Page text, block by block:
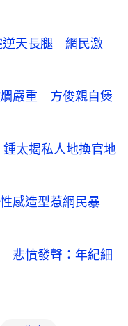
逆天長腿 網民激
爛嚴重 方俊親自煲
太揭私人地換官地
感造型惹網民暴
悲憤發聲：年紀細